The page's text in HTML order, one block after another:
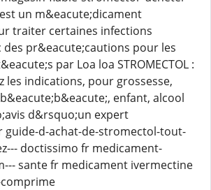
un m&eacute;dicament
traiter certaines infections
des pr&eacute;cautions pour les
par Loa loa STROMECTOL :
les indications, pour grossesse,
enfant, alcool
d&rsquo;un expert
guide-d-achat-de-stromectol-tout-
doctissimo fr medicament-
sante fr medicament ivermectine